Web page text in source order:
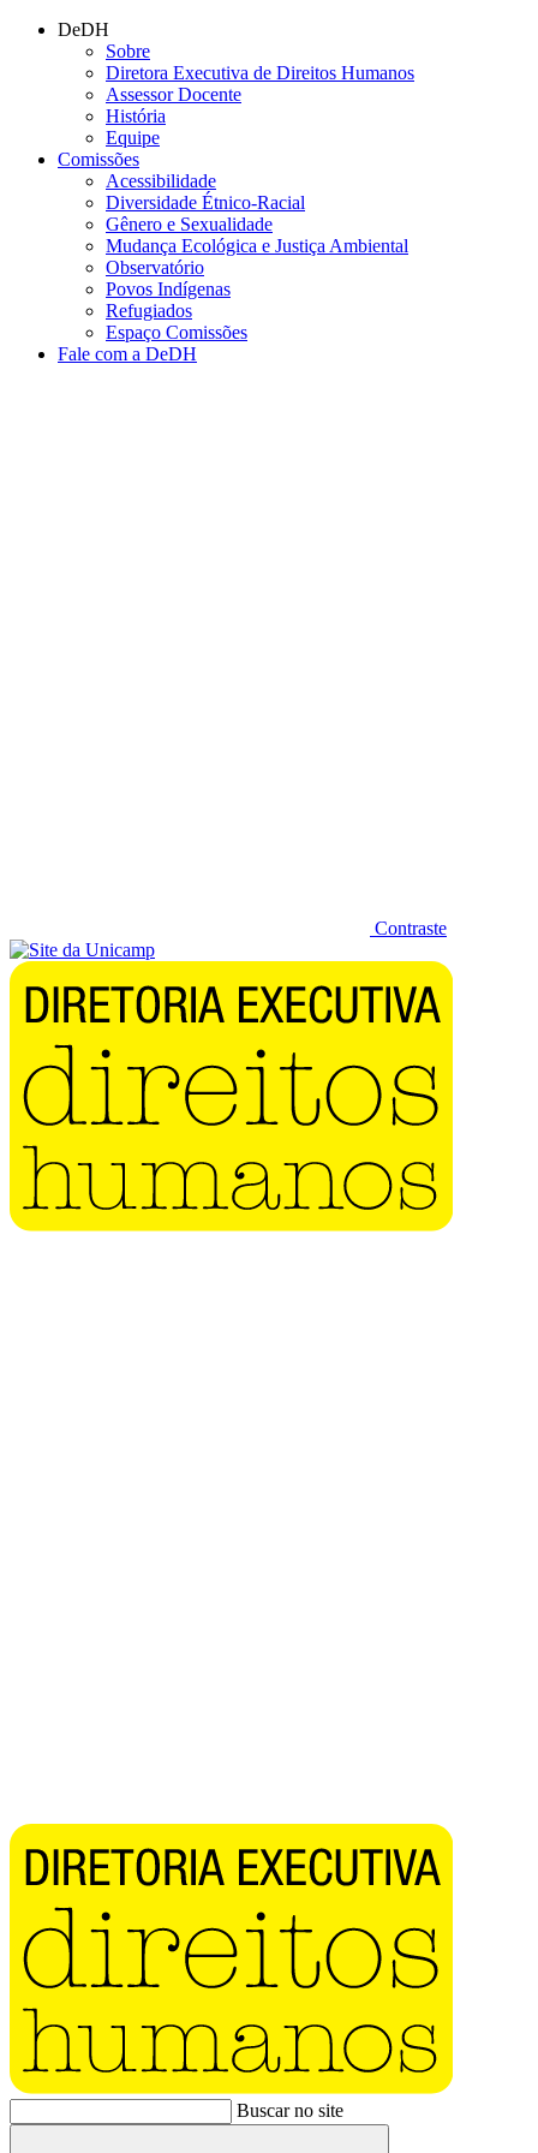
Conteúdo principal
DeDH
Sobre
Diretora Executiva de Direitos Humanos
Assessor Docente
História
Equipe
Comissões
Acessibilidade
Diversidade Étnico-Racial
Gênero e Sexualidade
Mudança Ecológica e Justiça Ambiental
Observatório
Povos Indígenas
Refugiados
Espaço Comissões
Fale com a DeDH
Contraste
Buscar no site